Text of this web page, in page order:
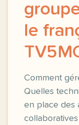
le
Comment
Quelles
en place des
collaboratives